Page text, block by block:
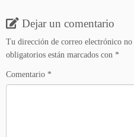
Dejar un comentario
Tu dirección de correo electrónico no
obligatorios están marcados con *
Comentario *